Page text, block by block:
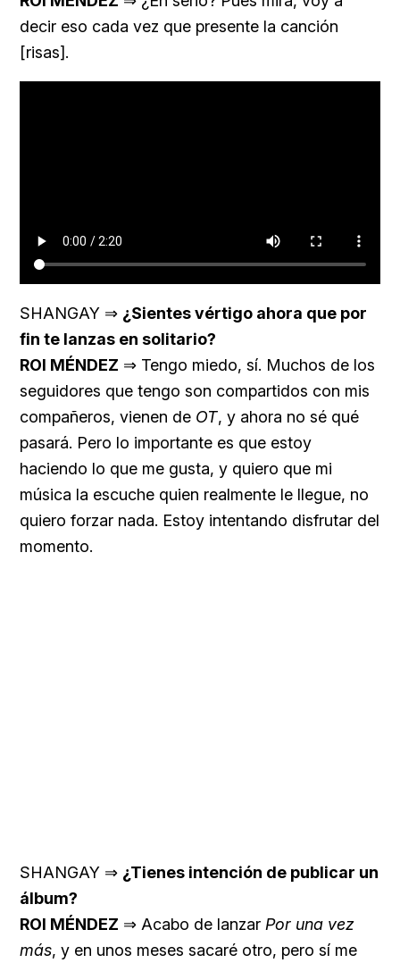
decir eso cada vez que presente la canción
[risas].
SHANGAY ⇒ ¿Sientes vértigo ahora que por
fin te lanzas en solitario?
ROI MÉNDEZ ⇒ Tengo miedo, sí. Muchos de los
seguidores que tengo son compartidos con mis
compañeros, vienen de OT, y ahora no sé qué
pasará. Pero lo importante es que estoy
haciendo lo que me gusta, y quiero que mi
música la escuche quien realmente le llegue, no
quiero forzar nada. Estoy intentando disfrutar del
momento.
SHANGAY ⇒ ¿Tienes intención de publicar un
álbum?
ROI MÉNDEZ ⇒ Acabo de lanzar Por una vez
más, y en unos meses sacaré otro, pero sí me